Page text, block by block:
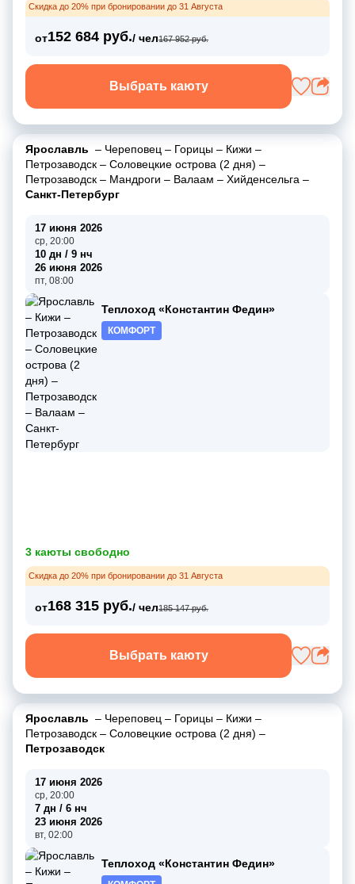
Скидка до 20% при бронировании до 31 Августа
от152 684 руб./ чел167 952 руб.
Выбрать каюту
Ярославль – Череповец – Горицы – Кижи –
Петрозаводск – Соловецкие острова (2 дня) –
Петрозаводск – Мандроги – Валаам – Хийденсельга –
Санкт-Петербург
17 июня 2026
ср, 20:00
10 дн / 9 нч
26 июня 2026
пт, 08:00
Теплоход «Константин Федин»
КОМФОРТ
3 каюты свободно
Скидка до 20% при бронировании до 31 Августа
от168 315 руб./ чел185 147 руб.
Выбрать каюту
Ярославль – Череповец – Горицы – Кижи –
Петрозаводск – Соловецкие острова (2 дня) –
Петрозаводск
17 июня 2026
ср, 20:00
7 дн / 6 нч
23 июня 2026
вт, 02:00
Теплоход «Константин Федин»